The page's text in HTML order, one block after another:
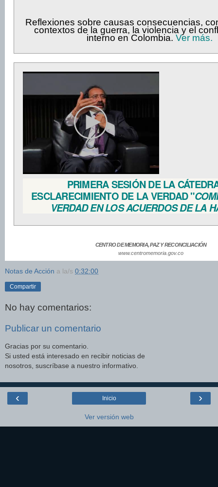
Reflexiones sobre causas consecuencias,
contextos de la guerra, la violencia y el
interno en Colombia. Ver más.
PRIMERA SESIÓN DE LA
ESCLARECIMIENTO DE LA VERDAD "
VERDAD EN LOS ACUERDOS DE LA
CENTRO DE MEMORIA, PAZ Y RECONCILIACIÓN
www.centromemoria.gov.co
Notas de Acción a la/s 0:32:00
Compartir
No hay comentarios:
Publicar un comentario
Gracias por su comentario.
Si usted está interesado en recibir noticias de
nosotros, suscríbase a nuestro informativo.
‹ ›
Inicio
Ver versión web